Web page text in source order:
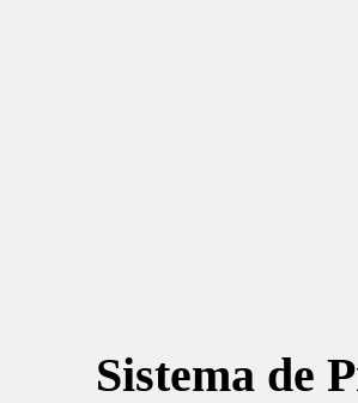
Sistema de